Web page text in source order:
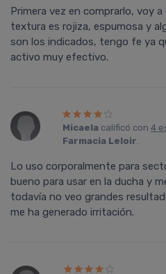
Primera vez en comprarlo, voy
textura es rojiza, espumosa y
son los indicados, tengo fe ya
activo muy efectivo.
Micaela calificó con4
Farmacia Leloir.
Lo uso corporalmente para
bueno para usar en la ducha y
todavía no veo grandes
me ha generado irritación.